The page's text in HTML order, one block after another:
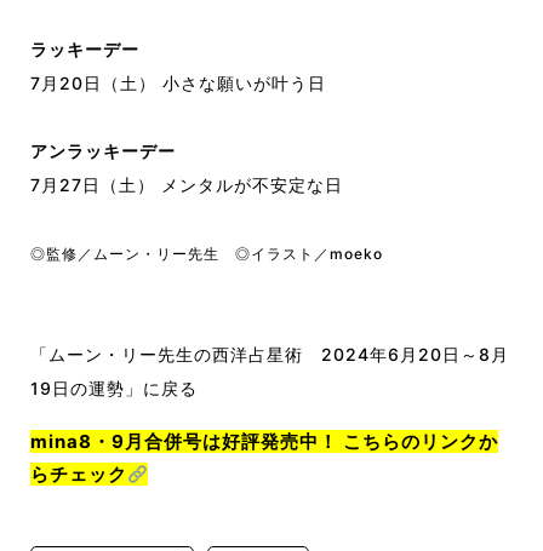
ラッキーデー
7月20日（土） 小さな願いが叶う日
アンラッキーデー
7月27日（土） メンタルが不安定な日
◎監修／ムーン・リー先生 ◎イラスト／moeko
「ムーン・リー先生の西洋占星術 2024年6月20日～8月
19日の運勢」に戻る
mina8・9月合併号は好評発売中！ こちらのリンクか
らチェック